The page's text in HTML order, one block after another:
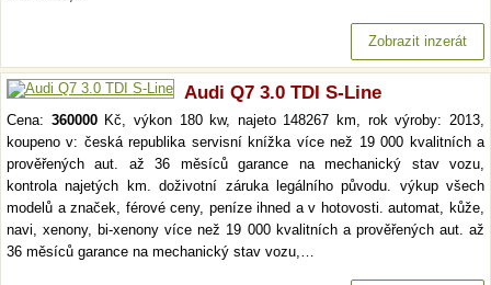
Zobrazit inzerát
Audi Q7 3.0 TDI S-Line
Cena: 360000Kč, výkon 180 kw, najeto 148267 km, rok výroby: 2013,
koupeno v: česká republika servisní knížka více než 19 000 kvalitních a
prověřených aut. až 36 měsíců garance na mechanický stav vozu,
kontrola najetých km. doživotní záruka legálního původu. výkup všech
modelů a značek, férové ceny, peníze ihned a v hotovosti. automat, kůže,
navi, xenony, bi-xenony více než 19 000 kvalitních a prověřených aut. až
36 měsíců garance na mechanický stav vozu,…